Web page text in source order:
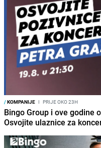
/KOMPANIJE I PRIJE OKO 23H
Bingo Group i ove godine
Osvojite ulaznice za